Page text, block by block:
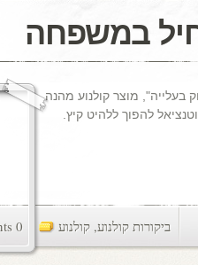
במשפחה
בעלייה", מוצר קולנוע מהנה
להפוך ללהיט קיץ.
0 comments ביקורות קולנוע, קולנוע